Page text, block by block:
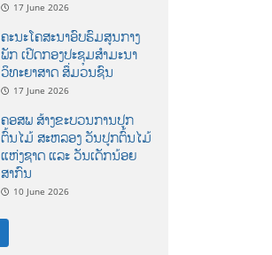
17 June 2026
ຄະນະໂຄສະນາອົບຮົມສູນກາງ
ພັກ ເປີດກອງປະຊຸມສຳມະນາ
ວິທະຍາສາດ ສຶ່ມວນຊົນ
17 June 2026
ຄອສພ ສ້າງຂະບວນການປູກ
ຕົ້ນໄມ້ ສະຫລອງ ວັນປູກຕົ້ນໄມ້
ແຫ່ງຊາດ ແລະ ວັນເດັກນ້ອຍ
ສາກົນ
10 June 2026